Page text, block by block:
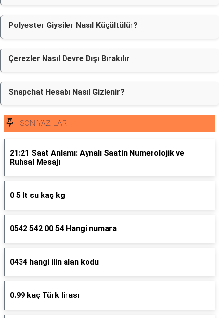
Polyester Giysiler Nasıl Küçültülür?
Çerezler Nasıl Devre Dışı Bırakılır
Snapchat Hesabı Nasıl Gizlenir?
SON YAZILAR
21:21 Saat Anlamı: Aynalı Saatin Numerolojik ve
Ruhsal Mesajı
0 5 lt su kaç kg
0542 542 00 54 Hangi numara
0434 hangi ilin alan kodu
0.99 kaç Türk lirası